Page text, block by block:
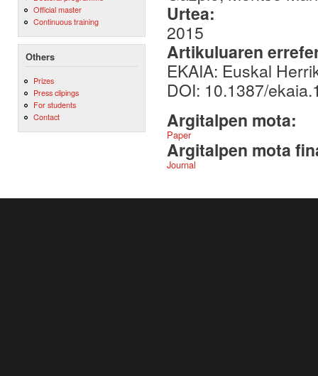
Official master
Continuous training
Others
Prizes
Press clipings
For students
Contact
Urtea:
2015
Artikuluaren
EKAIA: Euskal
DOI: 10.1387/
Argitalpen mota:
Paper
Argitalpen mota
Journal